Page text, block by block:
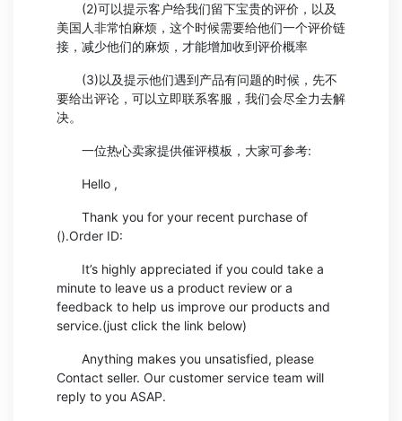
(2)可以提示客户给我们留下宝贵的评价，以及
美国人非常怕麻烦，这个时候需要给他们一个评价链
接，减少他们的麻烦，才能增加收到评价概率
(3)以及提示他们遇到产品有问题的时候，先不
要给出评论，可以立即联系客服，我们会尽全力去解
决。
一位热心卖家提供催评模板，大家可参考:
Hello ,
Thank you for your recent purchase of
().Order ID:
It’s highly appreciated if you could take a
minute to leave us a product review or a
feedback to help us improve our products and
service.(just click the link below)
Anything makes you unsatisfied, please
Contact seller. Our customer service team will
reply to you ASAP.